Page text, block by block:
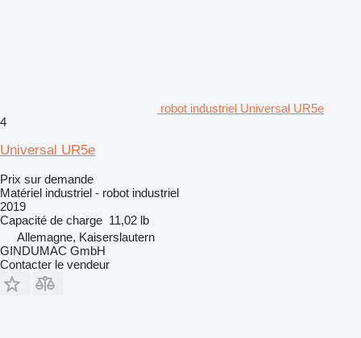
robot industriel Universal UR5e
4
Universal UR5e
Prix sur demande
Matériel industriel - robot industriel
2019
Capacité de charge 11,02 lb
Allemagne, Kaiserslautern
GINDUMAC GmbH
Contacter le vendeur